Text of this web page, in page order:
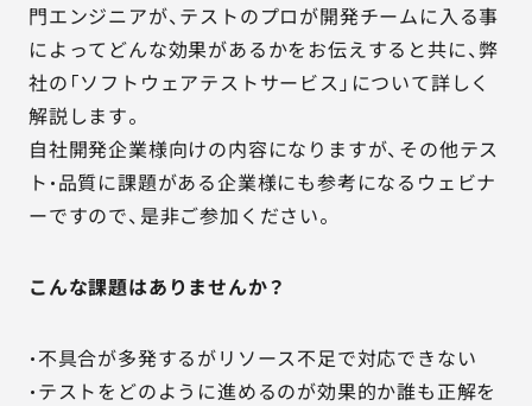
門エンジニアが、テストのプロが開発チームに入る事
によってどんな効果があるかをお伝えすると共に、弊
社の「ソフトウェアテストサービス」について詳しく
解説します。
自社開発企業様向けの内容になりますが、その他テス
ト・品質に課題がある企業様にも参考になるウェビナ
ーですので、是非ご参加ください。
こんな課題はありませんか？
・不具合が多発するがリソース不足で対応できない
・テストをどのように進めるのが効果的か誰も正解を